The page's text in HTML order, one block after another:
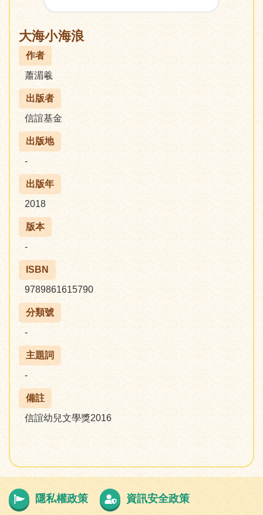
大海小海浪
作者
蕭湄羲
出版者
信誼基金
出版地
-
出版年
2018
版本
-
ISBN
9789861615790
分類號
-
主題詞
-
備註
信誼幼兒文學獎2016
隱私權政策 資訊安全政策